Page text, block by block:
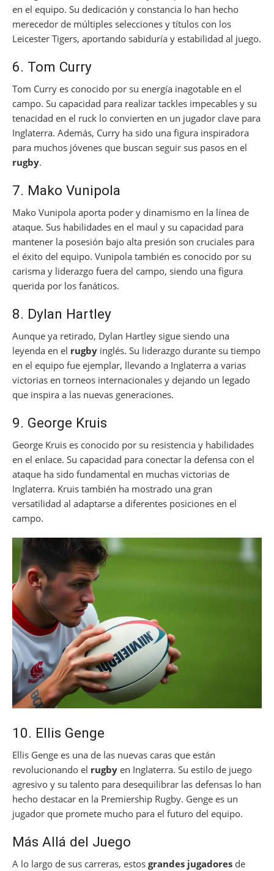
en el equipo. Su dedicación y constancia lo han hecho
merecedor de múltiples selecciones y títulos con los
Leicester Tigers, aportando sabiduría y estabilidad al juego.
6. Tom Curry
Tom Curry es conocido por su energía inagotable en el
campo. Su capacidad para realizar tackles impecables y su
tenacidad en el ruck lo convierten en un jugador clave para
Inglaterra. Además, Curry ha sido una figura inspiradora
para muchos jóvenes que buscan seguir sus pasos en el
rugby.
7. Mako Vunipola
Mako Vunipola aporta poder y dinamismo en la línea de
ataque. Sus habilidades en el maul y su capacidad para
mantener la posesión bajo alta presión son cruciales para
el éxito del equipo. Vunipola también es conocido por su
carisma y liderazgo fuera del campo, siendo una figura
querida por los fanáticos.
8. Dylan Hartley
Aunque ya retirado, Dylan Hartley sigue siendo una
leyenda en el rugby inglés. Su liderazgo durante su tiempo
en el equipo fue ejemplar, llevando a Inglaterra a varias
victorias en torneos internacionales y dejando un legado
que inspira a las nuevas generaciones.
9. George Kruis
George Kruis es conocido por su resistencia y habilidades
en el enlace. Su capacidad para conectar la defensa con el
ataque ha sido fundamental en muchas victorias de
Inglaterra. Kruis también ha mostrado una gran
versatilidad al adaptarse a diferentes posiciones en el
campo.
10. Ellis Genge
Ellis Genge es una de las nuevas caras que están
revolucionando el rugby en Inglaterra. Su estilo de juego
agresivo y su talento para desequilibrar las defensas lo han
hecho destacar en la Premiership Rugby. Genge es un
jugador que promete mucho para el futuro del equipo.
Más Allá del Juego
A lo largo de sus carreras, estos grandes jugadores de